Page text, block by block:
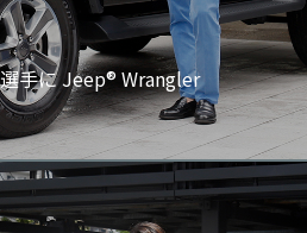
手に Jeep® Wrangler